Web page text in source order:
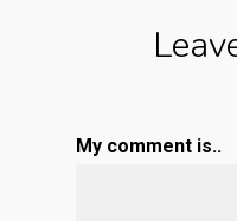
My comment is..